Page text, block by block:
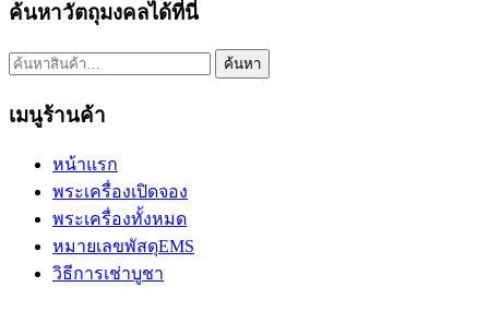
ค้นหาวัตถุมงคลได้ที่นี่
ค้นหา: ค้นหา
เมนูร้านค้า
หน้าแรก
พระเครื่องเปิดจอง
พระเครื่องทั้งหมด
หมายเลขพัสดุEMS
วิธีการเช่าบูชา